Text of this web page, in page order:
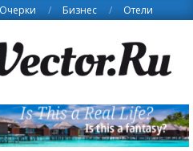
Очерки Бизнес Отели